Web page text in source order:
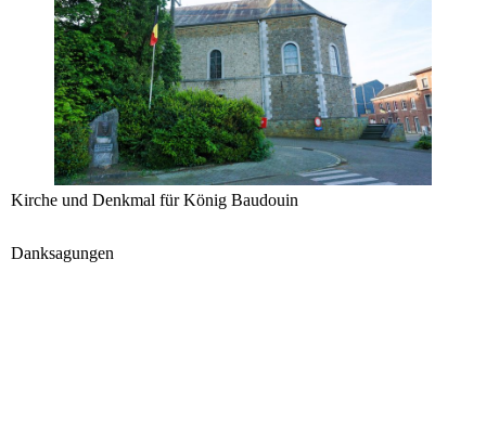
Kirche und Denkmal für König Baudouin
Danksagungen